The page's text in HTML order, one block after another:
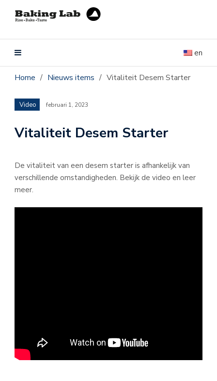
en
Home / Nieuws items / Vitaliteit Desem Starter
Video februari 1, 2023
Vitaliteit Desem Starter
De vitaliteit van een desem starter is afhankelijk van
verschillende omstandigheden. Bekijk de video en leer
meer.